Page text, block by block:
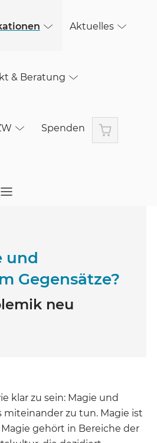
Aktuelles
& Beratung
Spenden Warenkorb
und
Gegensätze?
neu
klar zu sein: Magie und
miteinander zu tun. Magie ist
gehört in Bereiche der